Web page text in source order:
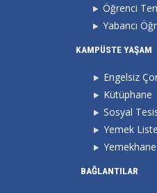
Öğrenci
Yabancı
KAMPÜSTE YAŞAM
Engelsiz
Kütüphane
Sosyal
Yemek
BAĞLANTILAR